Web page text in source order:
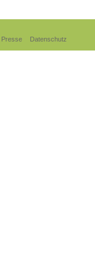
Presse Datenschutz